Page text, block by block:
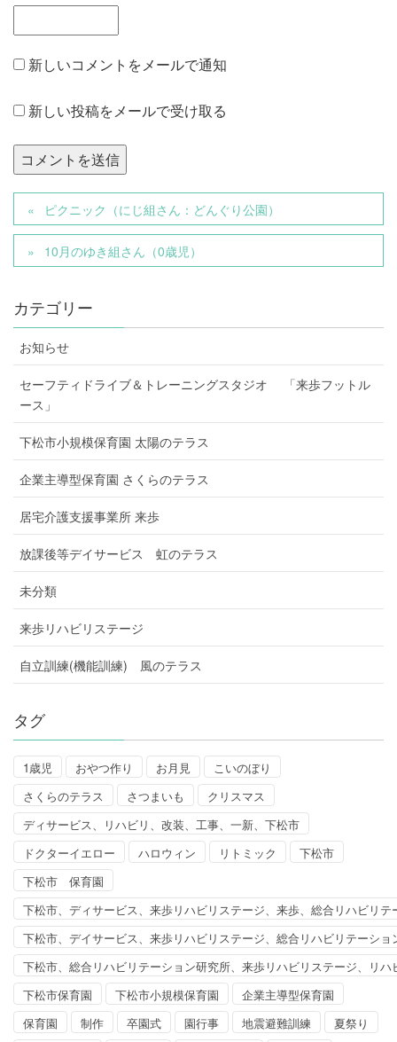
新しいコメントをメールで通知
新しい投稿をメールで受け取る
ピクニック（にじ組さん：どんぐり公園）
10月のゆき組さん（0歳児）
カテゴリー
お知らせ
セーフティドライブ＆トレーニングスタジオ 「来歩フットル
ース」
下松市小規模保育園 太陽のテラス
企業主導型保育園 さくらのテラス
居宅介護支援事業所 来歩
放課後等デイサービス 虹のテラス
未分類
来歩リハビリステージ
自立訓練(機能訓練) 風のテラス
タグ
1歳児 おやつ作り お月見
こいのぼり
さくらのテラス
さつまいも
クリスマス
ディサービス、リハビリ、改装、工事、一新、下松市
ドクターイエロー
ハロウィン リトミック
下松市
下松市 保育園
下松市、ディサービス、来歩リハビリステージ、来歩、総合リハビリ
下松市、デイサービス、来歩リハビリステージ、総合リハビリテーシ
下松市、総合リハビリテーション研究所、来歩リハビリステージ、リ
下松市保育園
下松市小規模保育園
企業主導型保育園
保育園
制作 卒園式 園行事 地震避難訓練
夏祭り